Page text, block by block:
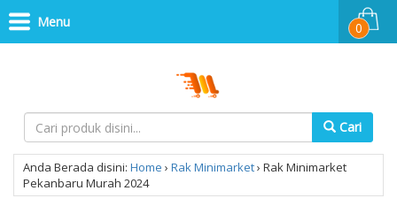
Cari
0
Menu
Anda Berada disini: Home › Rak Minimarket› Rak Minimarket
Pekanbaru Murah 2024